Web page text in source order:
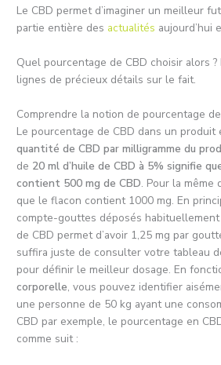
Le CBD permet d’imaginer un meilleur
partie entière des actualités aujourd’hui
Quel pourcentage de CBD choisir alors
lignes de précieux détails sur le fait.
Comprendre la notion de pourcentage de
Le pourcentage de CBD dans un
quantité de CBD par milligramme du
de 20 ml d’huile de CBD à 5% signifie
contient 500 mg de CBD. Pour la même
que le flacon contient 1000 mg. En
compte-gouttes déposés
de CBD permet d’avoir 1,25 mg par
suffira juste de consulter votre tableau
pour définir le meilleur dosage. En
corporelle, vous pouvez identifier
une personne de 50 kg ayant une
CBD par exemple, le pourcentage en
comme suit :